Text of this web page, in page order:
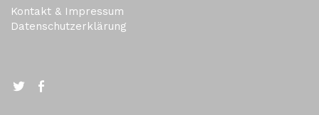
Kontakt & Impressum
Datenschutzerklärung